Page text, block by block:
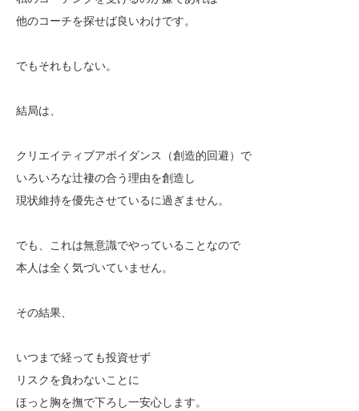
他のコーチを探せば良いわけです。
でもそれもしない。
結局は、
クリエイティブアボイダンス（創造的回避）で
いろいろな辻褄の合う理由を創造し
現状維持を優先させているに過ぎません。
でも、これは無意識でやっていることなので
本人は全く気づいていません。
その結果、
いつまで経っても投資せず
リスクを負わないことに
ほっと胸を撫で下ろし一安心します。